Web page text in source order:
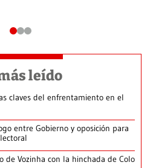
leído
claves del enfrentamiento en el
entre Gobierno y oposición para
de Vozinha con la hinchada de Colo